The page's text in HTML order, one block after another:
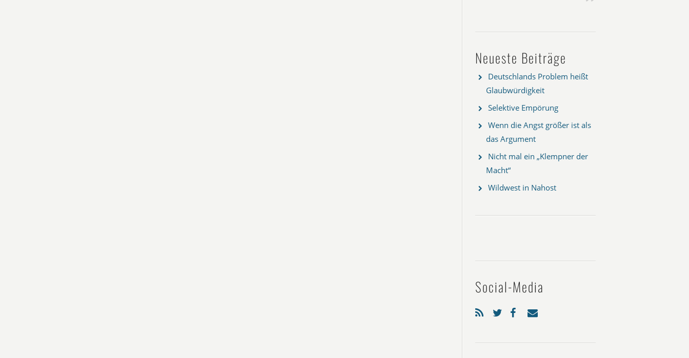
Neueste Beiträge
Deutschlands Problem heißt
Glaubwürdigkeit
Selektive Empörung
Wenn die Angst größer ist als
das Argument
Nicht mal ein „Klempner der
Macht“
Wildwest in Nahost
Social-Media